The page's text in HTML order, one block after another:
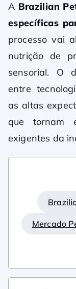
A Brazilian
específicas
processo vai
nutrição de
sensorial. O
entre
as altas
que tornam
exigentes da
Mercado